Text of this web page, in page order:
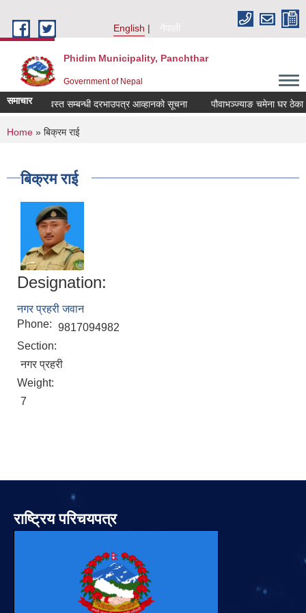
English
नेपाली
Phidim Municipality, Panchthar
Government of Nepal
समाचार
ठेका वन्दोवस्त सम्बन्धी दरभाउपत्र आव्हानको सूचना पौवाभञ्ज्याङ चमेना घर ठेका
You are here
Home » बिक्रम राई
बिक्रम राई
Designation:
नगर प्रहरी जवान
Phone: 9817094982
Section:
नगर प्रहरी
Weight:
7
राष्ट्रिय परिचयपत्र